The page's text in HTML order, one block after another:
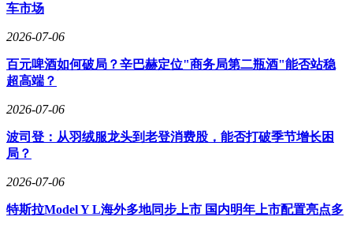
车市场
2026-07-06
百元啤酒如何破局？辛巴赫定位"商务局第二瓶酒"能否站稳
超高端？
2026-07-06
波司登：从羽绒服龙头到老登消费股，能否打破季节增长困
局？
2026-07-06
特斯拉Model Y L海外多地同步上市 国内明年上市配置亮点多